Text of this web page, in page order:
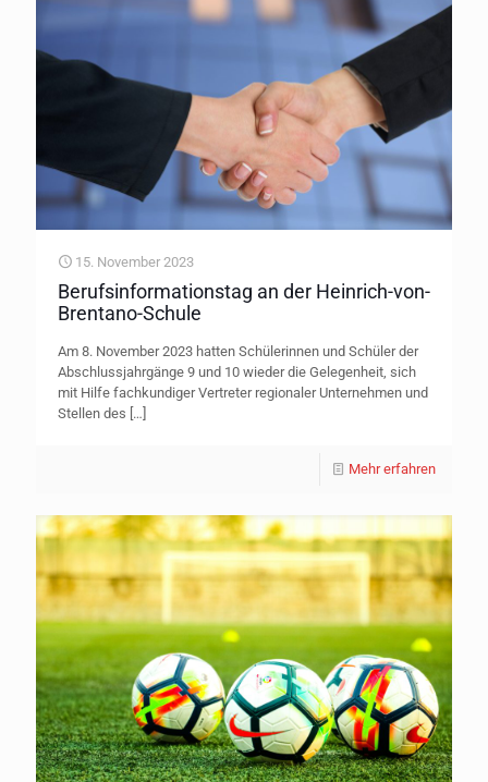
15. November 2023
Berufsinformationstag an der Heinrich-von-
Brentano-Schule
Am 8. November 2023 hatten Schülerinnen und Schüler der
Abschlussjahrgänge 9 und 10 wieder die Gelegenheit, sich
mit Hilfe fachkundiger Vertreter regionaler Unternehmen und
Stellen des […]
Mehr erfahren